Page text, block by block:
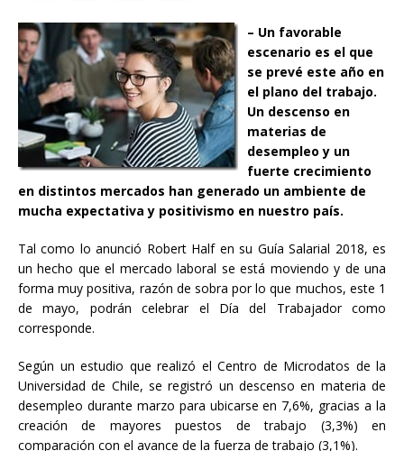
– Un favorable
escenario es el que
se prevé este año en
el plano del trabajo.
Un descenso en
materias de
desempleo y un
fuerte crecimiento
en distintos mercados han generado un ambiente de
mucha expectativa y positivismo en nuestro país.
Tal como lo anunció Robert Half en su Guía Salarial 2018, es
un hecho que el mercado laboral se está moviendo y de una
forma muy positiva, razón de sobra por lo que muchos, este 1
de mayo, podrán celebrar el Día del Trabajador como
corresponde.
Según un estudio que realizó el Centro de Microdatos de la
Universidad de Chile, se registró un descenso en materia de
desempleo durante marzo para ubicarse en 7,6%, gracias a la
creación de mayores puestos de trabajo (3,3%) en
comparación con el avance de la fuerza de trabajo (3,1%).